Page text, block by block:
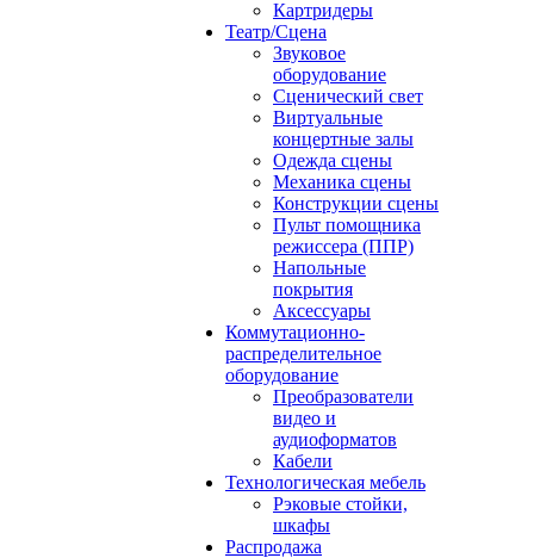
Картридеры
Театр/Сцена
Звуковое
оборудование
Сценический свет
Виртуальные
концертные залы
Одежда сцены
Механика сцены
Конструкции сцены
Пульт помощника
режиссера (ППР)
Напольные
покрытия
Аксессуары
Коммутационно-
распределительное
оборудование
Преобразователи
видео и
аудиоформатов
Кабели
Технологическая мебель
Рэковые стойки,
шкафы
Распродажа